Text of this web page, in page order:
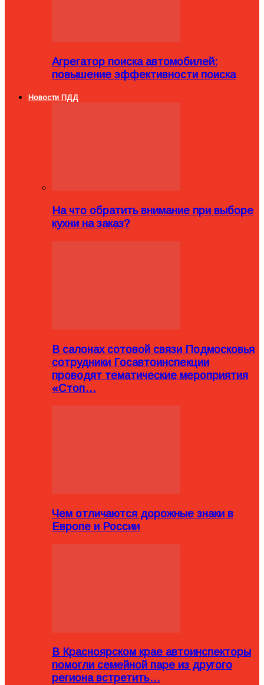
Агрегатор поиска автомобилей:
повышение эффективности поиска
Новости ПДД
На что обратить внимание при выборе
кухни на заказ?
В салонах сотовой связи Подмосковья
сотрудники Госавтоинспекции
проводят тематические мероприятия
«Стоп…
Чем отличаются дорожные знаки в
Европе и России
В Красноярском крае автоинспекторы
помогли семейной паре из другого
региона встретить…